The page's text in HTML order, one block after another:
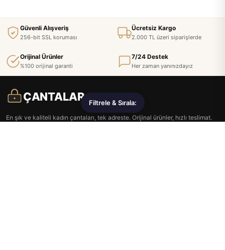
Filtrele & Sırala:
Güvenli Alışveriş
256-bit SSL koruması
Ücretsiz Kargo
2.000 TL üzeri siparişlerde
Orijinal Ürünler
%100 orijinal garanti
7/24 Destek
Her zaman yanınızdayız
ÇANTALAR
En şık ve kaliteli kadın çantaları, tek adreste. Orijinal ürünler, hızlı teslimat.